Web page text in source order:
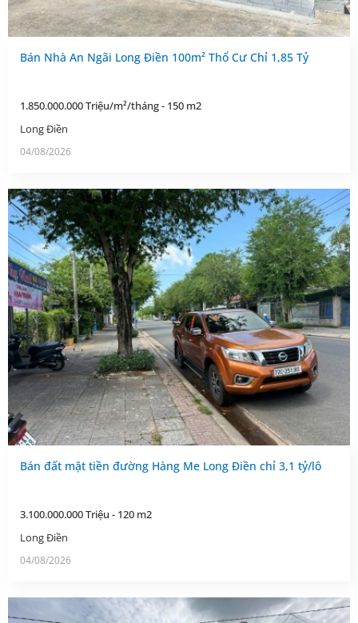
Bán Nhà An Ngãi Long Điền 100m² Thổ Cư Chỉ 1,85 Tỷ
1.850.000.000 Triệu/m²/tháng - 150 m2
Long Điền
04/08/2026
Bán đất mặt tiền đường Hàng Me Long Điền chỉ 3,1 tỷ/lô
3.100.000.000 Triệu - 120 m2
Long Điền
04/08/2026